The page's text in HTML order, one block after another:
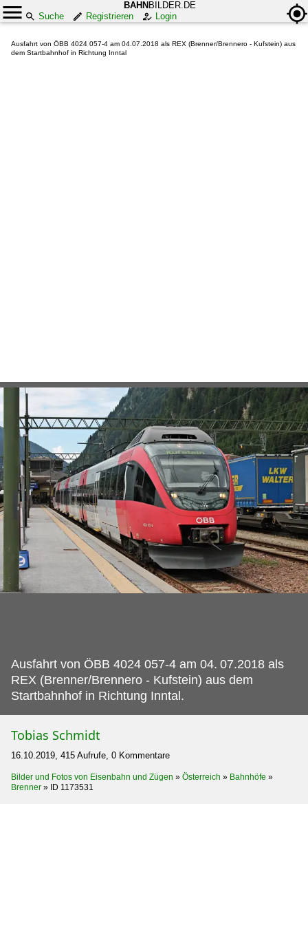
BAHN BILDER.DE
Suche
Registrieren Login
Ausfahrt von ÖBB 4024 057-4 am 04.07.2018 als REX (Brenner/Brennero - Kufstein) aus
dem Startbahnhof in Richtung Inntal
Ausfahrt von ÖBB 4024 057-4 am 04. 07.2018 als
REX (Brenner/Brennero - Kufstein) aus dem
Startbahnhof in Richtung Inntal.
Tobias Schmidt
16.10.2019, 415 Aufrufe, 0 Kommentare
Bilder und Fotos von Eisenbahn und Zügen » Österreich » Bahnhöfe »
Brenner » ID 1173531